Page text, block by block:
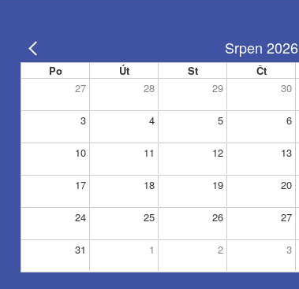
Srpen 2026
Po Út St Čt
27
28 29 30
3 4 5 6
10 11 12 13
17 18 19 20
24 25 26 27
31 1 2 3